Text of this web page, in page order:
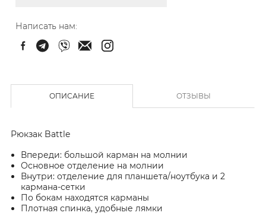
Написать нам:
ОПИСАНИЕ ОТЗЫВЫ
Рюкзак Battle
Впереди: большой карман на молнии
Основное отделение на молнии
Внутри: отделение для планшета/ноутбука и 2
кармана-сетки
По бокам находятся карманы
Плотная спинка, удобные лямки